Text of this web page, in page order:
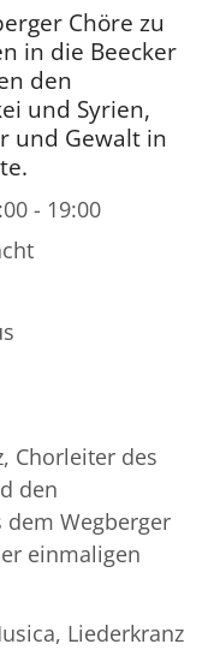
Chöre zu
in die Beecker
den
und Syrien,
und Gewalt in
- 19:00
Chorleiter des
den
Wegberger
einmaligen
Liederkranz